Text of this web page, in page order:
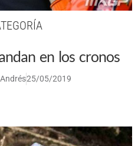
en los cronos
25/05/2019